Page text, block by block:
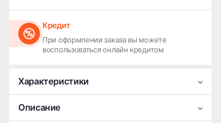
Кредит
При оформлении заказа вы можете
воспользоваться онлайн кредитом
Характеристики
Производитель
Ширина
7
Описание